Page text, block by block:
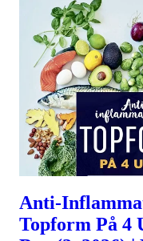
Anti-
Topform På 4